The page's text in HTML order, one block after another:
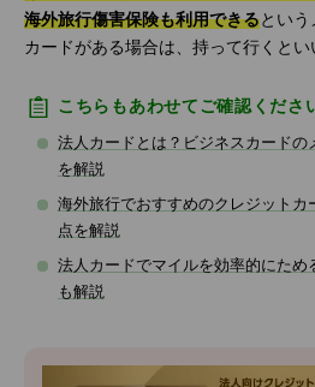
海外旅行傷害保険も利用できるとい
カードがある場合は、持って行くとい
こちらもあわせてご確認くださ
法人カードとは？ビジネスカードの
を解説
海外旅行でおすすめのクレジットカ
点を解説
法人カードでマイルを効率的にため
も解説